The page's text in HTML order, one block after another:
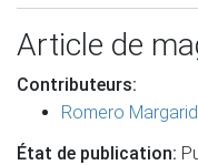
Article de
Contributeurs:
Romero
État de publication: